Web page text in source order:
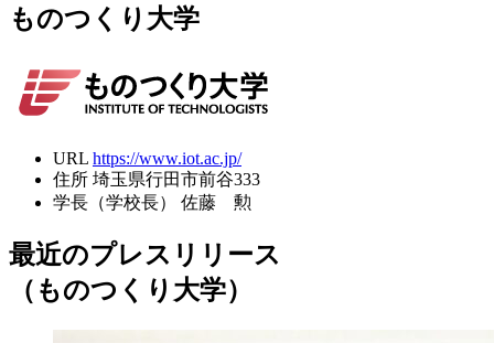
ものつくり大学
URL https://www.iot.ac.jp/
住所 埼玉県行田市前谷333
学長（学校長）
佐藤 勲
最近のプレスリリース
（ものつくり大学）